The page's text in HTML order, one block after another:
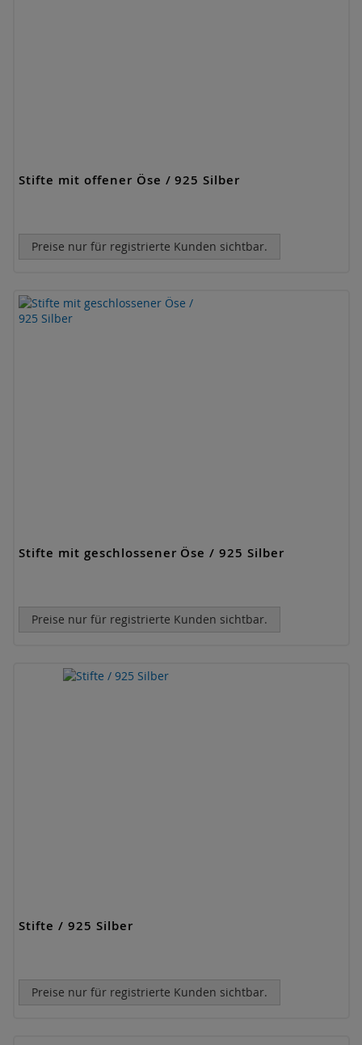
Stifte mit offener Öse / 925 Silber
Preise nur für registrierte Kunden sichtbar.
Stifte mit geschlossener Öse / 925 Silber
Preise nur für registrierte Kunden sichtbar.
Stifte / 925 Silber
Preise nur für registrierte Kunden sichtbar.